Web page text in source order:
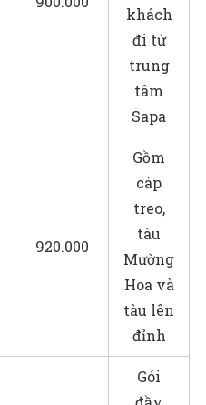
khách
đi từ
trung
tâm
Sapa
920.000
Gồm
cáp
treo,
tàu
Mường
Hoa và
tàu lên
đỉnh
Gói